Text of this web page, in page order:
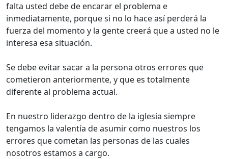
falta usted debe de encarar el problema e
inmediatamente, porque si no lo hace así perderá la
fuerza del momento y la gente creerá que a usted no le
interesa esa situación.
Se debe evitar sacar a la persona otros errores que
cometieron anteriormente, y que es totalmente
diferente al problema actual.
En nuestro liderazgo dentro de la iglesia siempre
tengamos la valentía de asumir como nuestros los
errores que cometan las personas de las cuales
nosotros estamos a cargo.